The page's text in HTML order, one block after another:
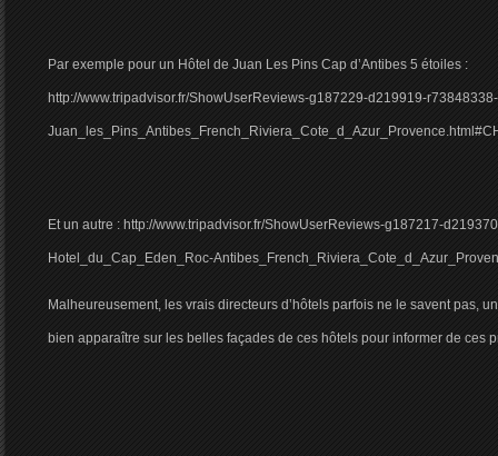
Par exemple pour un Hôtel de Juan Les Pins Cap d’Antibes 5 étoiles :
http://www.tripadvisor.fr/ShowUserReviews-g187229-d219919-
Et un autre : http://www.tripadvisor.fr/ShowUserReviews-g187217-
Hotel_du_Cap_Eden_Roc-
Malheureusement, les vrais directeurs d’hôtels parfois ne le savent pas,
bien apparaître sur les belles façades de ces hôtels pour informer de ces